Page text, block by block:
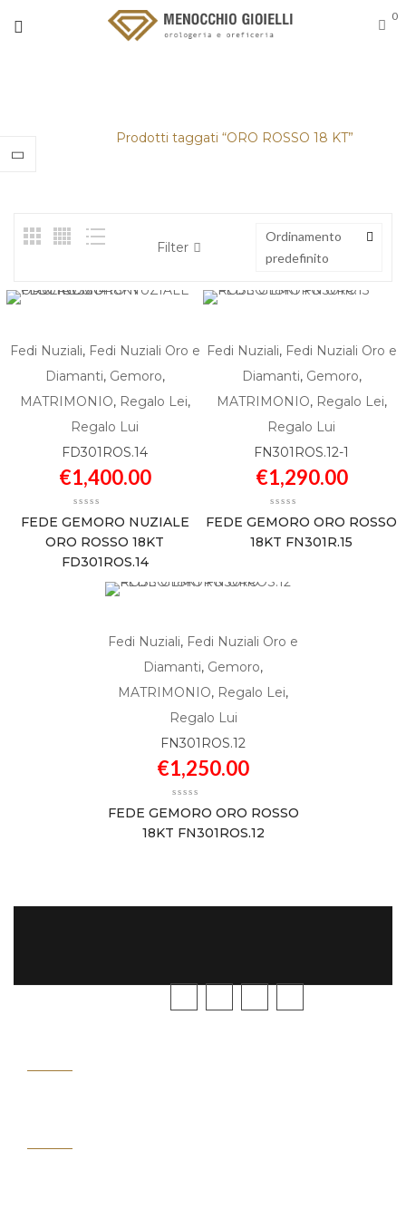
0
Prodotti taggati “ORO ROSSO 18 KT”
Filter
Ordinamento
predefinito
FEDE GEMORO NUZIALE
ORO ROSSO 18KT
FD301ROS.14
Fedi Nuziali, Fedi Nuziali Oro e
Diamanti, Gemoro,
MATRIMONIO, Regalo Lei,
Regalo Lui
FD301ROS.14
€1,400.00
FEDE GEMORO ORO ROSSO
18KT FN301R.15
Fedi Nuziali, Fedi Nuziali Oro e
Diamanti, Gemoro,
MATRIMONIO, Regalo Lei,
Regalo Lui
FN301ROS.12-1
€1,290.00
FEDE GEMORO ORO ROSSO
18KT FN301ROS.12
Fedi Nuziali, Fedi Nuziali Oro e
Diamanti, Gemoro,
MATRIMONIO, Regalo Lei,
Regalo Lui
FN301ROS.12
€1,250.00